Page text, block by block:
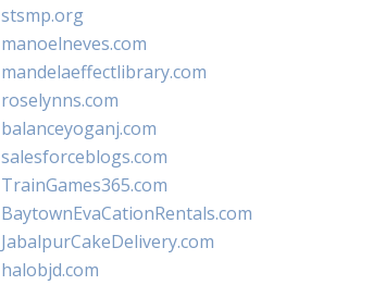
stsmp.org
manoelneves.com
mandelaeffectlibrary.com
roselynns.com
balanceyoganj.com
salesforceblogs.com
TrainGames365.com
BaytownEvaCationRentals.com
JabalpurCakeDelivery.com
halobjd.com